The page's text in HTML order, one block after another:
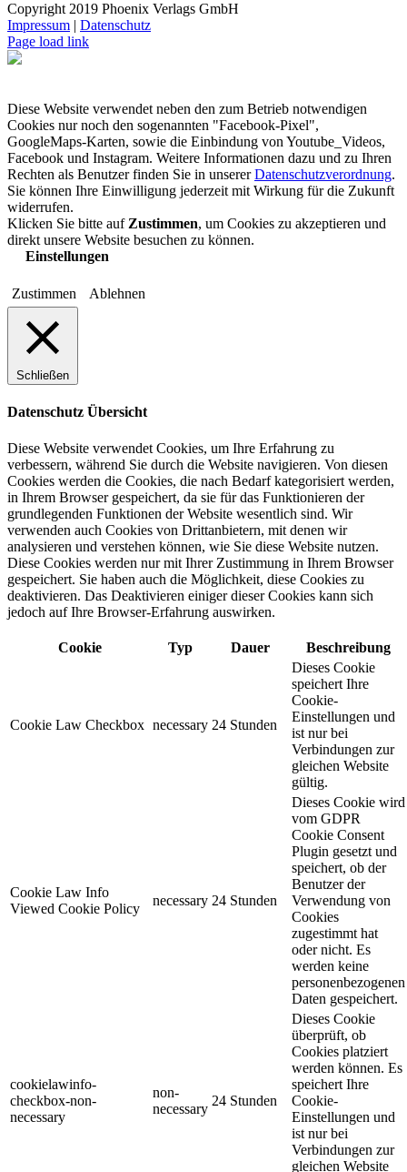
Copyright 2019 Phoenix Verlags GmbH
Impressum | Datenschutz
Page load link
Diese Website verwendet neben den zum Betrieb notwendigen
Cookies nur noch den sogenannten "Facebook-Pixel",
GoogleMaps-Karten, sowie die Einbindung von Youtube_Videos,
Facebook und Instagram. Weitere Informationen dazu und zu Ihren
Rechten als Benutzer finden Sie in unsererDatenschutzverordnung.
Sie können Ihre Einwilligung jederzeit mit Wirkung für die Zukunft
widerrufen.
Klicken Sie bitte auf Zustimmen, um Cookies zu akzeptieren und
direkt unsere Website besuchen zu können.
Einstellungen
Zustimmen Ablehnen
Schließen
Datenschutz Übersicht
Diese Website verwendet Cookies, um Ihre Erfahrung zu
verbessern, während Sie durch die Website navigieren. Von diesen
Cookies werden die Cookies, die nach Bedarf kategorisiert werden,
in Ihrem Browser gespeichert, da sie für das Funktionieren der
grundlegenden Funktionen der Website wesentlich sind. Wir
verwenden auch Cookies von Drittanbietern, mit denen wir
analysieren und verstehen können, wie Sie diese Website nutzen.
Diese Cookies werden nur mit Ihrer Zustimmung in Ihrem Browser
gespeichert. Sie haben auch die Möglichkeit, diese Cookies zu
deaktivieren. Das Deaktivieren einiger dieser Cookies kann sich
jedoch auf Ihre Browser-Erfahrung auswirken.
Cookie Typ Dauer Beschreibung
Cookie Law Checkbox necessary 24 Stunden
Dieses Cookie
speichert Ihre
Cookie-
Einstellungen und
ist nur bei
Verbindungen zur
gleichen Website
gültig.
Cookie Law Info
Viewed Cookie Policy
necessary 24 Stunden
Dieses Cookie wird
vom GDPR
Cookie Consent
Plugin gesetzt und
speichert, ob der
Benutzer der
Verwendung von
Cookies
zugestimmt hat
oder nicht. Es
werden keine
personenbezogenen
Daten gespeichert.
cookielawinfo-
checkbox-non-
necessary
non-
necessary
24 Stunden
Dieses Cookie
überprüft, ob
Cookies platziert
werden können. Es
speichert Ihre
Cookie-
Einstellungen und
ist nur bei
Verbindungen zur
gleichen Website